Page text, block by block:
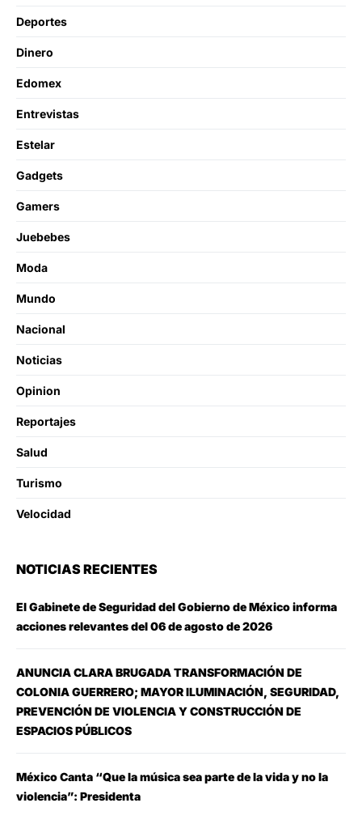
Deportes
Dinero
Edomex
Entrevistas
Estelar
Gadgets
Gamers
Juebebes
Moda
Mundo
Nacional
Noticias
Opinion
Reportajes
Salud
Turismo
Velocidad
NOTICIAS RECIENTES
El Gabinete de Seguridad del Gobierno de México informa
acciones relevantes del 06 de agosto de 2026
ANUNCIA CLARA BRUGADA TRANSFORMACIÓN DE
COLONIA GUERRERO; MAYOR ILUMINACIÓN, SEGURIDAD,
PREVENCIÓN DE VIOLENCIA Y CONSTRUCCIÓN DE
ESPACIOS PÚBLICOS
México Canta “Que la música sea parte de la vida y no la
violencia”: Presidenta